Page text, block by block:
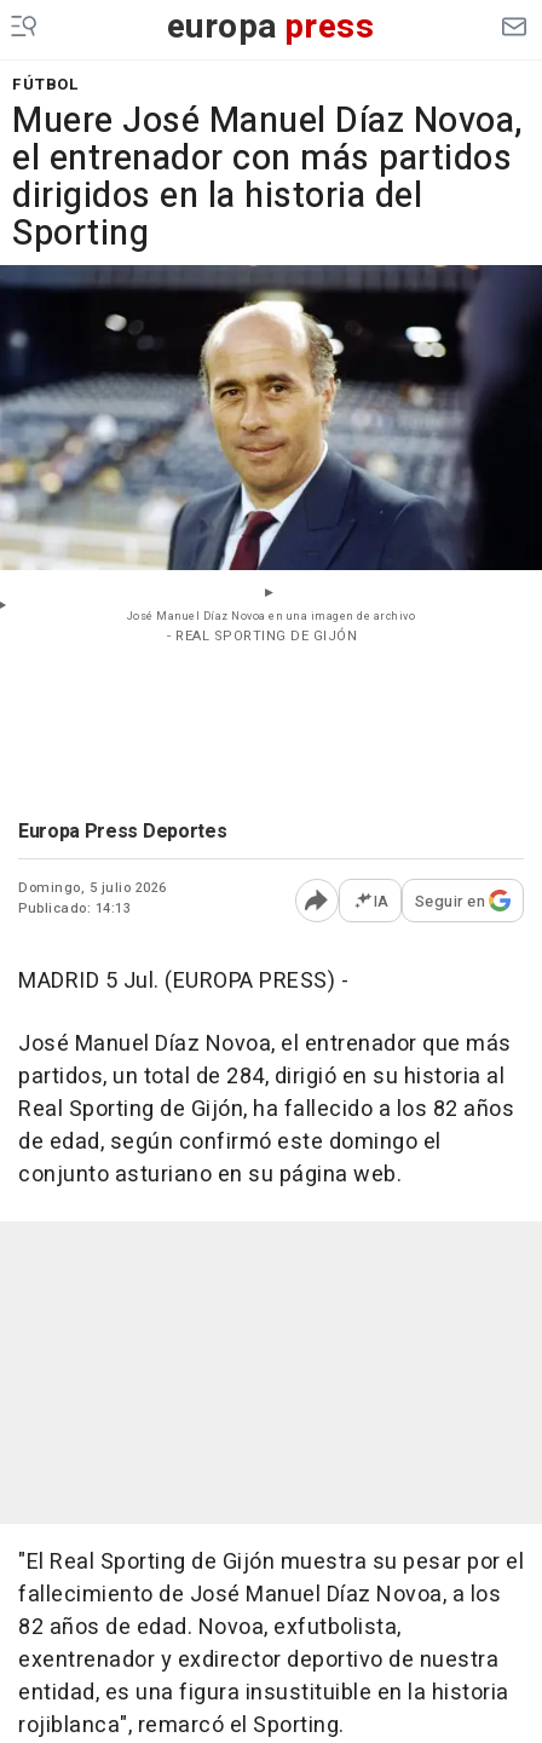
europa press
FÚTBOL
Muere José Manuel Díaz Novoa,
el entrenador con más partidos
dirigidos en la historia del
Sporting
José Manuel Díaz Novoa en una imagen de archivo
- REAL SPORTING DE GIJÓN
Europa Press Deportes
Domingo, 5 julio 2026
Publicado: 14:13
Abrir opciones para
IA Seguir en
MADRID 5 Jul. (EUROPA PRESS) -
José Manuel Díaz Novoa, el entrenador que más
partidos, un total de 284, dirigió en su historia al
Real Sporting de Gijón, ha fallecido a los 82 años
de edad, según confirmó este domingo el
conjunto asturiano en su página web.
"El Real Sporting de Gijón muestra su pesar por el
fallecimiento de José Manuel Díaz Novoa, a los
82 años de edad. Novoa, exfutbolista,
exentrenador y exdirector deportivo de nuestra
entidad, es una figura insustituible en la historia
rojiblanca", remarcó el Sporting.